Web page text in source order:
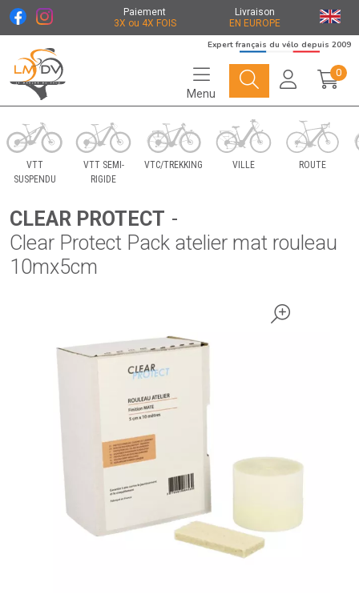
Paiement
3X ou 4X FOIS
Livraison
EN EUROPE
Le Marché du Vélo Votre distributeurs de vélo
Expert français du vélo depuis 2009
Menu
0
VTT
SUSPENDU
VTT SEMI-
RIGIDE
VTC/TREKKING VILLE ROUTE
CLEAR PROTECT -
Clear Protect Pack atelier mat rouleau
10mx5cm